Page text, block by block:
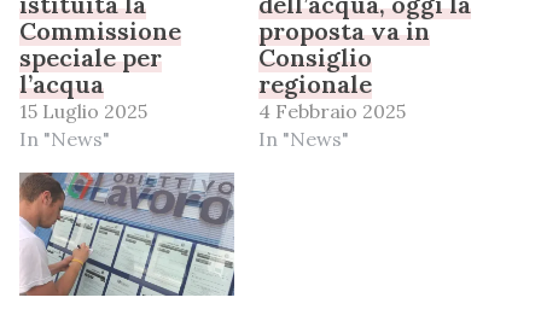
Commissione
speciale per
l’acqua
15 Luglio 2025
In "News"
proposta va in
Consiglio
regionale
4 Febbraio 2025
In "News"